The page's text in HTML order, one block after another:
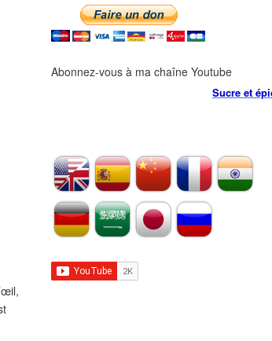
Abonnez-vous à ma chaîne Youtube
Sucre et